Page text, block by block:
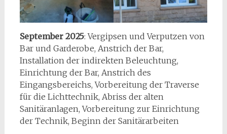
September 2025: Vergipsen und Verputzen von
Bar und Garderobe, Anstrich der Bar,
Installation der indirekten Beleuchtung,
Einrichtung der Bar, Anstrich des
Eingangsbereichs, Vorbereitung der Traverse
für die Lichttechnik, Abriss der alten
Sanitäranlagen, Vorbereitung zur Einrichtung
der Technik, Beginn der Sanitärarbeiten